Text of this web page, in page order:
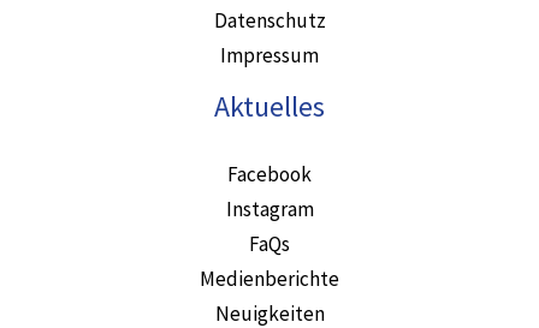
Datenschutz
Impressum
Aktuelles
Facebook
Instagram
FaQs
Medienberichte
Neuigkeiten